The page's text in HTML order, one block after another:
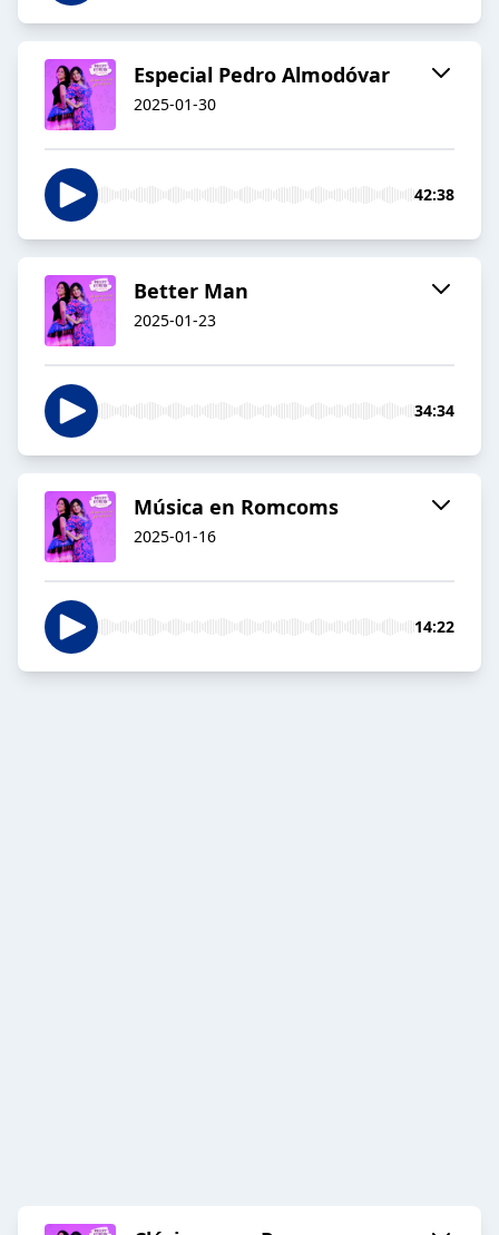
Especial Pedro Almodóvar
2025-01-30
42:38
Better Man
2025-01-23
34:34
Música en Romcoms
2025-01-16
14:22